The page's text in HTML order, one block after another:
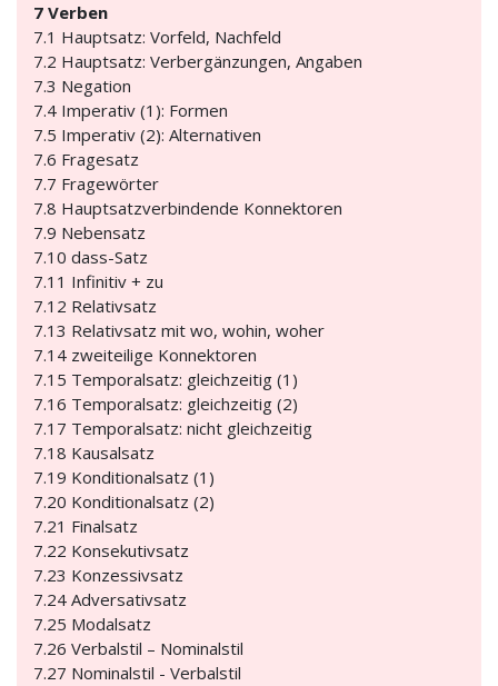
7 Verben
7.1 Hauptsatz: Vorfeld, Nachfeld
7.2 Hauptsatz: Verbergänzungen, Angaben
7.3 Negation
7.4 Imperativ (1): Formen
7.5 Imperativ (2): Alternativen
7.6 Fragesatz
7.7 Fragewörter
7.8 Hauptsatzverbindende Konnektoren
7.9 Nebensatz
7.10 dass-Satz
7.11 Infinitiv + zu
7.12 Relativsatz
7.13 Relativsatz mit wo, wohin, woher
7.14 zweiteilige Konnektoren
7.15 Temporalsatz: gleichzeitig (1)
7.16 Temporalsatz: gleichzeitig (2)
7.17 Temporalsatz: nicht gleichzeitig
7.18 Kausalsatz
7.19 Konditionalsatz (1)
7.20 Konditionalsatz (2)
7.21 Finalsatz
7.22 Konsekutivsatz
7.23 Konzessivsatz
7.24 Adversativsatz
7.25 Modalsatz
7.26 Verbalstil – Nominalstil
7.27 Nominalstil - Verbalstil